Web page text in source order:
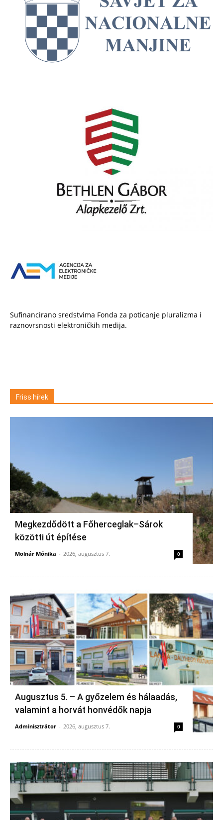
Sufinancirano sredstvima Fonda za poticanje pluralizma i
raznovrsnosti elektroničkih medija.
Friss hírek
Megkezdődött a Főherceglak–Sárok
közötti út építése
Molnár Mónika - 2026, augusztus 7. 0
Augusztus 5. – A győzelem és hálaadás,
valamint a horvát honvédők napja
Adminisztrátor - 2026, augusztus 7. 0